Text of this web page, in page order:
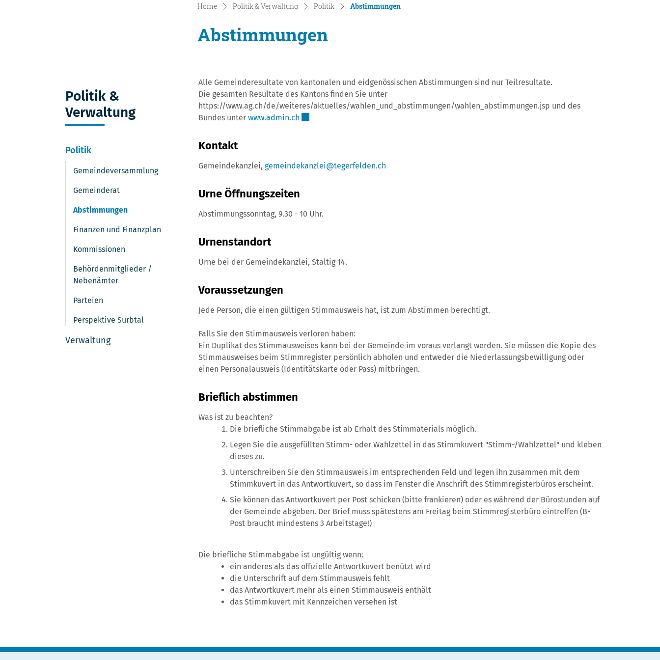
Home Politik & Verwaltung Politik Abstimmungen(ausgewählt)
Abstimmungen
Politik &
Verwaltung
Politik
Gemeindeversammlung
Gemeinderat
Abstimmungen
(ausgewählt)
Finanzen und Finanzplan
Kommissionen
Behördenmitglieder /
Nebenämter
Parteien
Perspektive Surbtal
Verwaltung
Alle Gemeinderesultate von kantonalen und eidgenössischen Abstimmungen sind nur Teilresultate.
Die gesamten Resultate des Kantons finden Sie unter
https://www.ag.ch/de/weiteres/aktuelles/wahlen_und_abstimmungen/wahlen_abstimmungen.jsp und des
Bundes unter www.admin.ch
Kontakt
Gemeindekanzlei, gemeindekanzlei@tegerfelden.ch
Urne Öffnungszeiten
Abstimmungssonntag, 9.30 - 10 Uhr.
Urnenstandort
Urne bei der Gemeindekanzlei, Staltig 14.
Voraussetzungen
Jede Person, die einen gültigen Stimmausweis hat, ist zum Abstimmen berechtigt.
Falls Sie den Stimmausweis verloren haben:
Ein Duplikat des Stimmausweises kann bei der Gemeinde im voraus verlangt werden. Sie müssen die Kopie des
Stimmausweises beim Stimmregister persönlich abholen und entweder die Niederlassungsbewilligung oder
einen Personalausweis (Identitätskarte oder Pass) mitbringen.
Brieflich abstimmen
Was ist zu beachten?
Die briefliche Stimmabgabe ist ab Erhalt des Stimmaterials möglich.
Legen Sie die ausgefüllten Stimm- oder Wahlzettel in das Stimmkuvert "Stimm-/Wahlzettel" und kleben
dieses zu.
Unterschreiben Sie den Stimmausweis im entsprechenden Feld und legen ihn zusammen mit dem
Stimmkuvert in das Antwortkuvert, so dass im Fenster die Anschrift des Stimmregisterbüros erscheint.
Sie können das Antwortkuvert per Post schicken (bitte frankieren) oder es während der Bürostunden auf
der Gemeinde abgeben. Der Brief muss spätestens am Freitag beim Stimmregisterbüro eintreffen (B-
Post braucht mindestens 3 Arbeitstage!)
Die briefliche Stimmabgabe ist ungültig wenn:
ein anderes als das offizielle Antwortkuvert benützt wird
die Unterschrift auf dem Stimmausweis fehlt
das Antwortkuvert mehr als einen Stimmausweis enthält
das Stimmkuvert mit Kennzeichen versehen ist